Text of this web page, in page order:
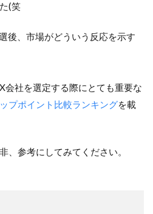
(笑
後、市場がどういう反応を示す
会社を選定する際にとても重要な
プポイント比較ランキングを載
、参考にしてみてください。